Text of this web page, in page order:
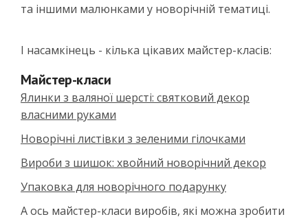
та іншими малюнками у новорічній тематиці.
І насамкінець - кілька цікавих майстер-класів:
Майстер-класи
Ялинки з валяної шерсті: святковий декор
власними руками
Новорічні листівки з зеленими гілочками
Вироби з шишок: хвойний новорічний декор
Упаковка для новорічного подарунку
А ось майстер-класи виробів, які можна зробити